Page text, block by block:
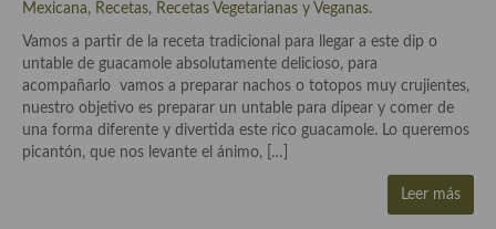
Mexicana, Recetas, Recetas Vegetarianas y Veganas.
Vamos a partir de la receta tradicional para llegar a este dip o
untable de guacamole absolutamente delicioso, para
acompañarlo vamos a preparar nachos o totopos muy crujientes,
nuestro objetivo es preparar un untable para dipear y comer de
una forma diferente y divertida este rico guacamole. Lo queremos
picantón, que nos levante el ánimo, […]
Leer más